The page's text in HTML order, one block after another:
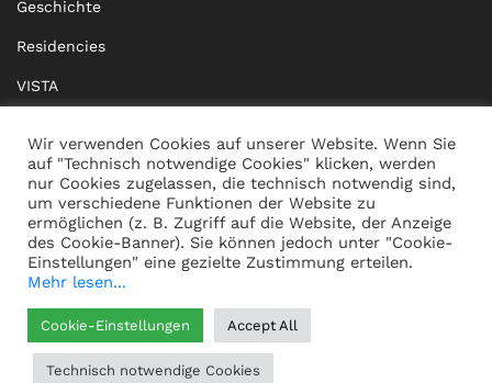
Geschichte
Residencies
VISTA
BRIDGE Network
Dokumente
KONTAKT
WHISTLEBLOWING
IMPRESSUM
DATENSCHUTZ
Wir verwenden Cookies auf unserer Website. Wenn Sie
auf "Technisch notwendige Cookies" klicken, werden
nur Cookies zugelassen, die technisch notwendig sind,
um verschiedene Funktionen der Website zu
ermöglichen (z. B. Zugriff auf die Website, der Anzeige
des Cookie-Banner). Sie können jedoch unter "Cookie-
Einstellungen" eine gezielte Zustimmung erteilen.
Mehr lesen...
Cookie-Einstellungen Accept All
Technisch notwendige Cookies